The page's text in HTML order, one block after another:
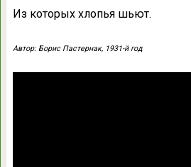
Из которых хлопья шьют.
Автор: Борис Пастернак, 1931-й год